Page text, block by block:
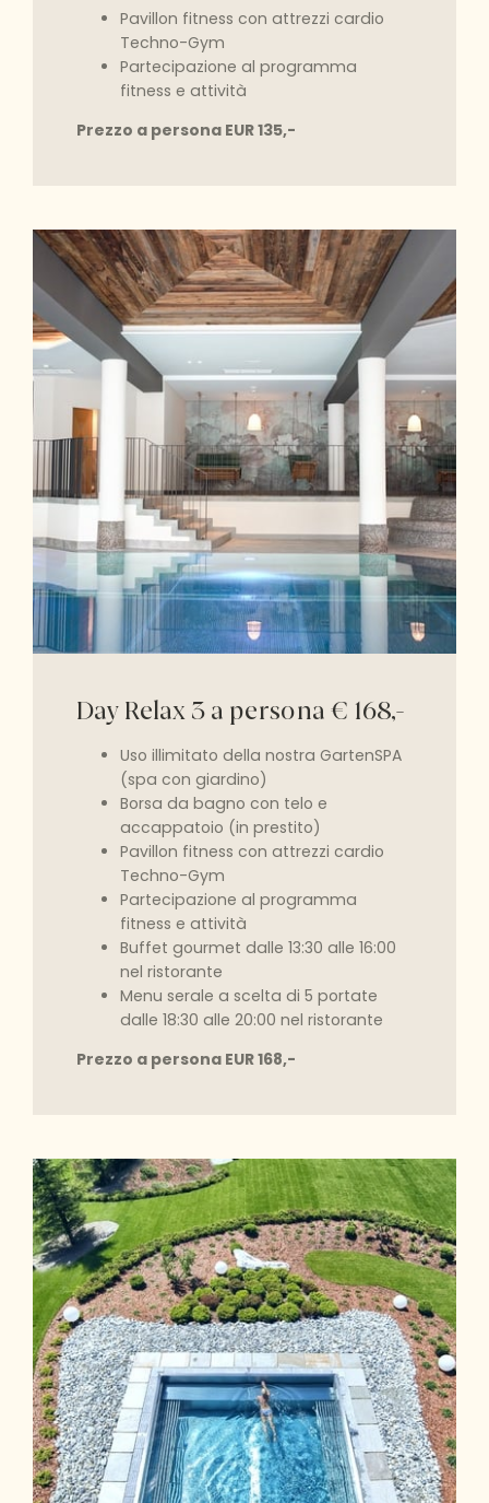
Pavillon fitness con attrezzi cardio
Techno-Gym
Partecipazione al programma
fitness e attività
Prezzo a persona EUR 135,-
Day Relax 3 a persona € 168,-
Uso illimitato della nostra GartenSPA
(spa con giardino)
Borsa da bagno con telo e
accappatoio (in prestito)
Pavillon fitness con attrezzi cardio
Techno-Gym
Partecipazione al programma
fitness e attività
Buffet gourmet dalle 13:30 alle 16:00
nel ristorante
Menu serale a scelta di 5 portate
dalle 18:30 alle 20:00 nel ristorante
Prezzo a persona EUR 168,-